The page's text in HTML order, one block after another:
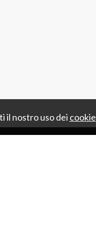
il nostro uso dei cookie